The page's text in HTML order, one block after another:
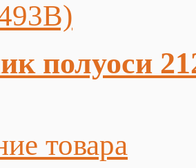
полуоси
товара